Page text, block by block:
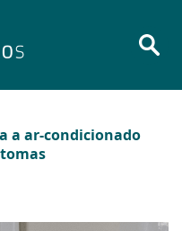
a ar-condicionado